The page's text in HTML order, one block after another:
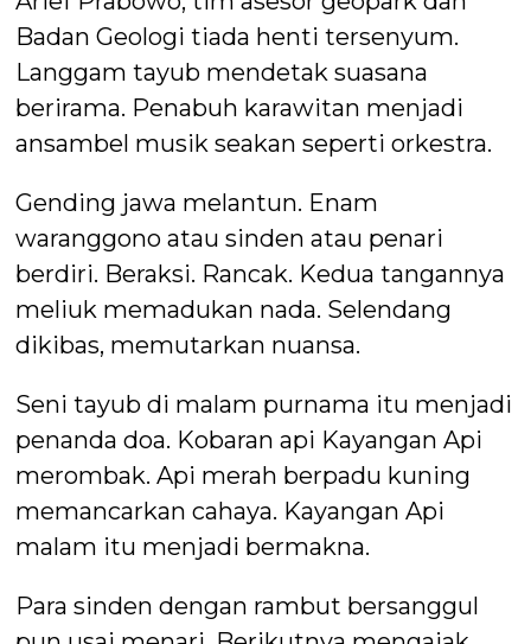
Badan Geologi tiada henti tersenyum.
Langgam tayub mendetak suasana
berirama. Penabuh karawitan menjadi
ansambel musik seakan seperti orkestra.
Gending jawa melantun. Enam
waranggono atau sinden atau penari
berdiri. Beraksi. Rancak. Kedua tangannya
meliuk memadukan nada. Selendang
dikibas, memutarkan nuansa.
Seni tayub di malam purnama itu menjadi
penanda doa. Kobaran api Kayangan Api
merombak. Api merah berpadu kuning
memancarkan cahaya. Kayangan Api
malam itu menjadi bermakna.
Para sinden dengan rambut bersanggul